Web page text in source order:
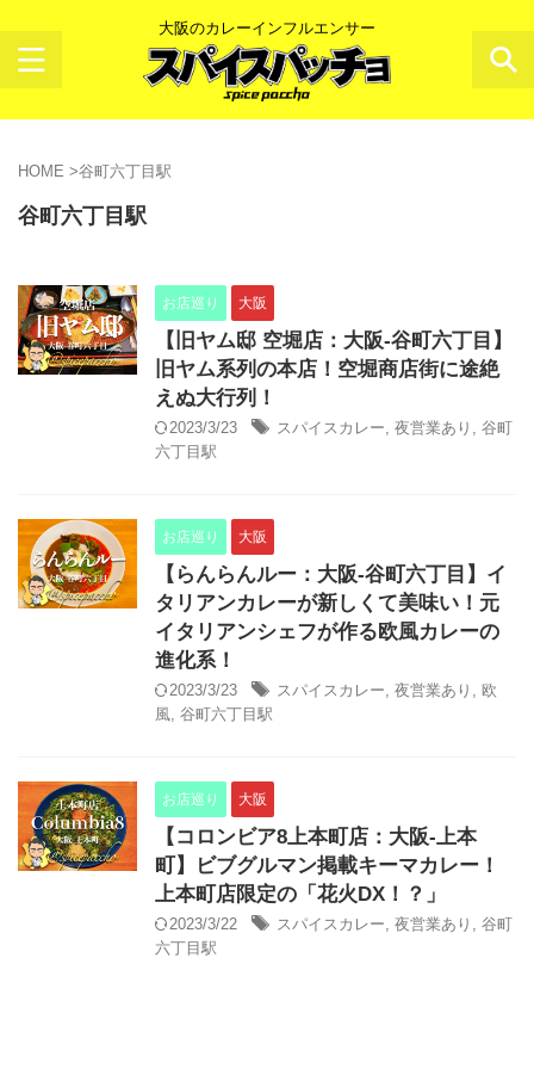
大阪のカレーインフルエンサー
HOME >谷町六丁目駅
谷町六丁目駅
お店巡り 大阪
【旧ヤム邸 空堀店：大阪-谷町六丁目】
旧ヤム系列の本店！空堀商店街に途絶
えぬ大行列！
2023/3/23 スパイスカレー, 夜営業あり , 谷町
六丁目駅
お店巡り 大阪
【らんらんルー：大阪-谷町六丁目】イ
タリアンカレーが新しくて美味い！元
イタリアンシェフが作る欧風カレーの
進化系！
2023/3/23 スパイスカレー, 夜営業あり , 欧
風, 谷町六丁目駅
お店巡り 大阪
【コロンビア8上本町店：大阪-上本
町】ビブグルマン掲載キーマカレー！
上本町店限定の「花火DX！？」
2023/3/22 スパイスカレー, 夜営業あり , 谷町
六丁目駅